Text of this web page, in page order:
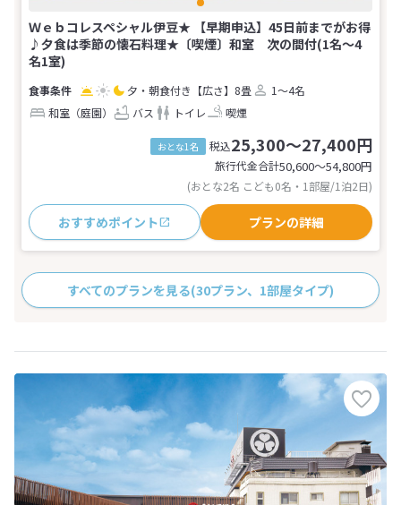
Ｗｅｂコレスペシャル伊豆★ 【早期申込】45日前までがお得
♪夕食は季節の懐石料理★〔喫煙〕和室 次の間付(1名～4
名1室)
夕・朝食付き 【広さ】8畳
1～4名
和室（庭園）
バス トイレ 喫煙
おとな1名 税込25,300～27,400円
旅行代金合計50,600〜54,800円
(おとな2名 こども0名・1部屋/1泊2日)
おすすめポイント プランの詳細
すべてのプランを見る(30プラン、1部屋タイプ)